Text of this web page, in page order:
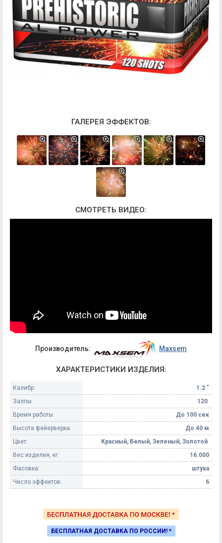
ГАЛЕРЕЯ ЭФФЕКТОВ:
СМОТРЕТЬ ВИДЕО:
Производитель: Maxsem
ХАРАКТЕРИСТИКИ ИЗДЕЛИЯ:
Калибр:
1.2 "
Залпы:
120
Время работы:
До 100 сек
Высота фейерверка:
До 40 м
Цвет:
Красный, Белый, Зеленый, Золотой
Вес изделия, кг:
16.000
Фасовка:
штука
Число эффектов:
6
БЕСПЛАТНАЯ ДОСТАВКА ПО РОССИИ! *